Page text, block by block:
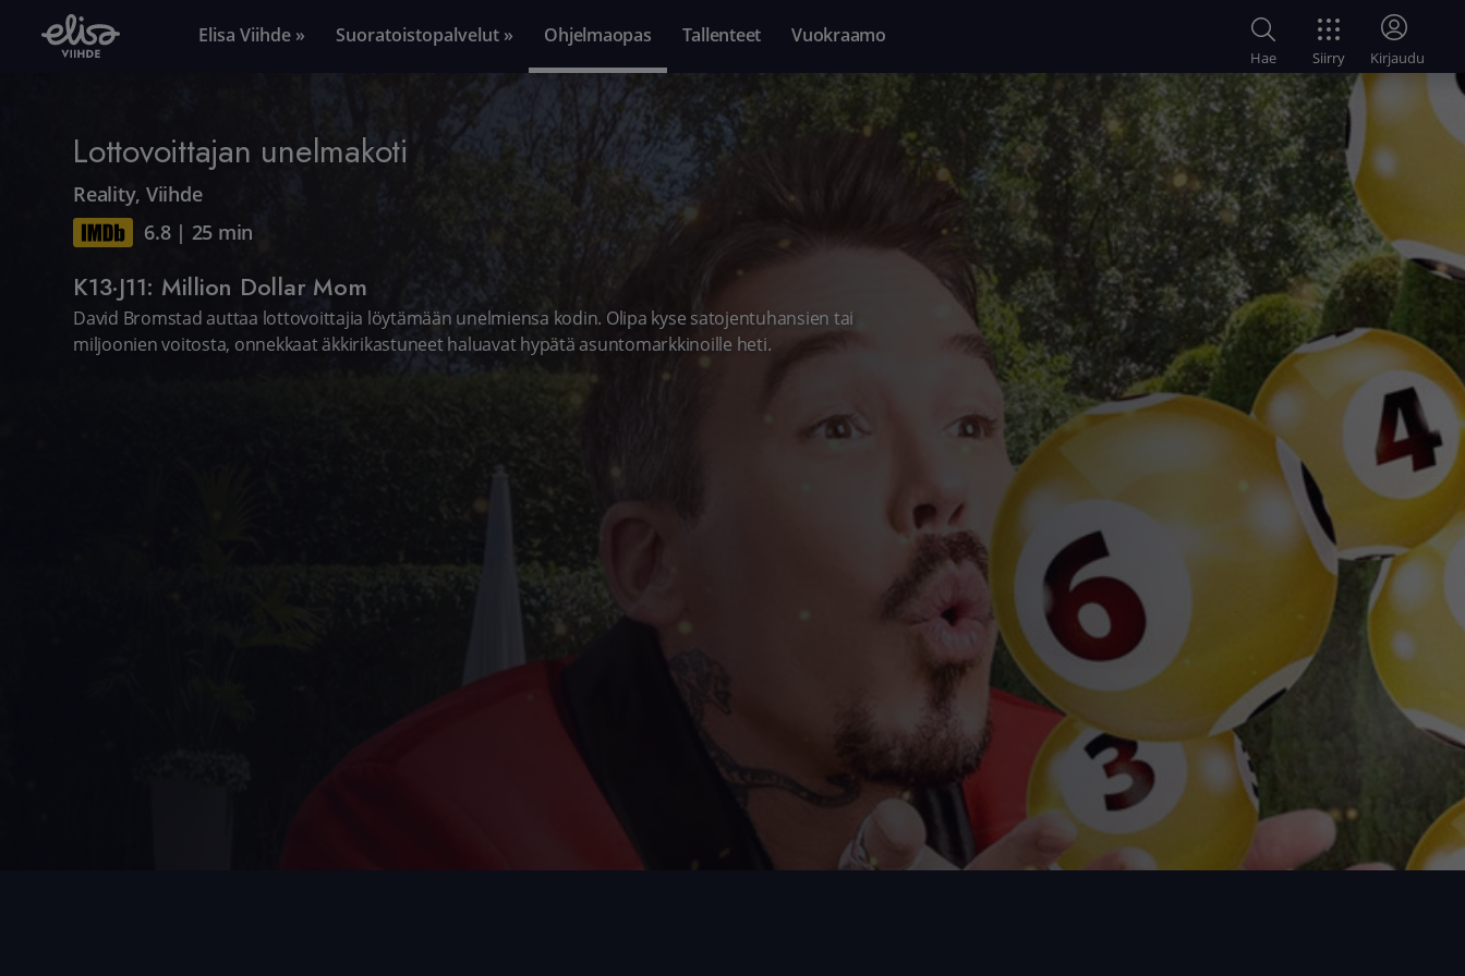
Elisa Viihde » Suoratoistopalvelut » Ohjelmaopas Tallenteet Vuokraamo
Hae Siirry Kirjaudu
Lottovoittajan unelmakoti
Reality, Viihde
6.8| 25 min
K13·J11: Million Dollar Mom
David Bromstad auttaa lottovoittajia löytämään unelmiensa kodin. Olipa kyse satojentuhansien tai
miljoonien voitosta, onnekkaat äkkirikastuneet haluavat hypätä asuntomarkkinoille heti.